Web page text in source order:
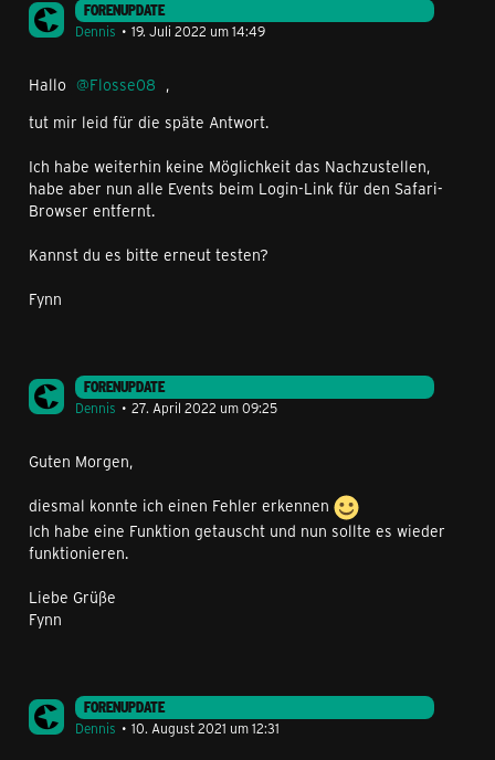
FORENUPDATE
Dennis
19. Juli 2022 um 14:49
Hallo Flosse08 ,
tut mir leid für die späte Antwort.
Ich habe weiterhin keine Möglichkeit das Nachzustellen,
habe aber nun alle Events beim Login-Link für den Safari-
Browser entfernt.
Kannst du es bitte erneut testen?
Fynn
FORENUPDATE
Dennis
27. April 2022 um 09:25
Guten Morgen,
diesmal konnte ich einen Fehler erkennen
Ich habe eine Funktion getauscht und nun sollte es wieder
funktionieren.
Liebe Grüße
Fynn
FORENUPDATE
Dennis
10. August 2021 um 12:31